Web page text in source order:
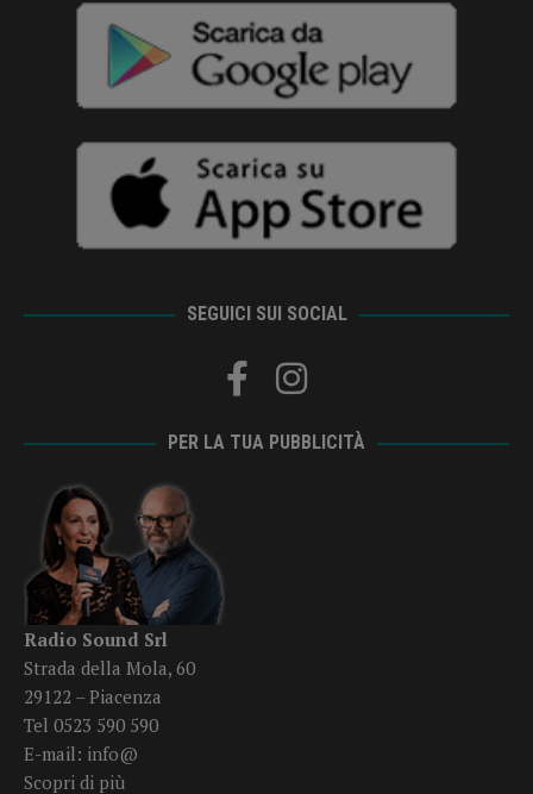
SEGUICI SUI SOCIAL
PER LA TUA PUBBLICITÀ
Radio Sound Srl
Strada della Mola, 60
29122 – Piacenza
Tel 0523 590 590
E-mail: info@
Scopri di più